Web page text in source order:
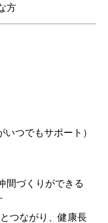
方
つでもサポート）
間づくりができる
つながり、健康長